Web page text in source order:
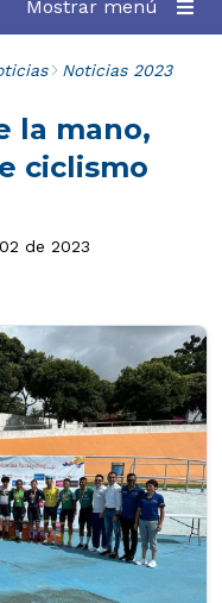
Mostrar menú
Noticias 2023
la mano,
ciclismo
de 2023